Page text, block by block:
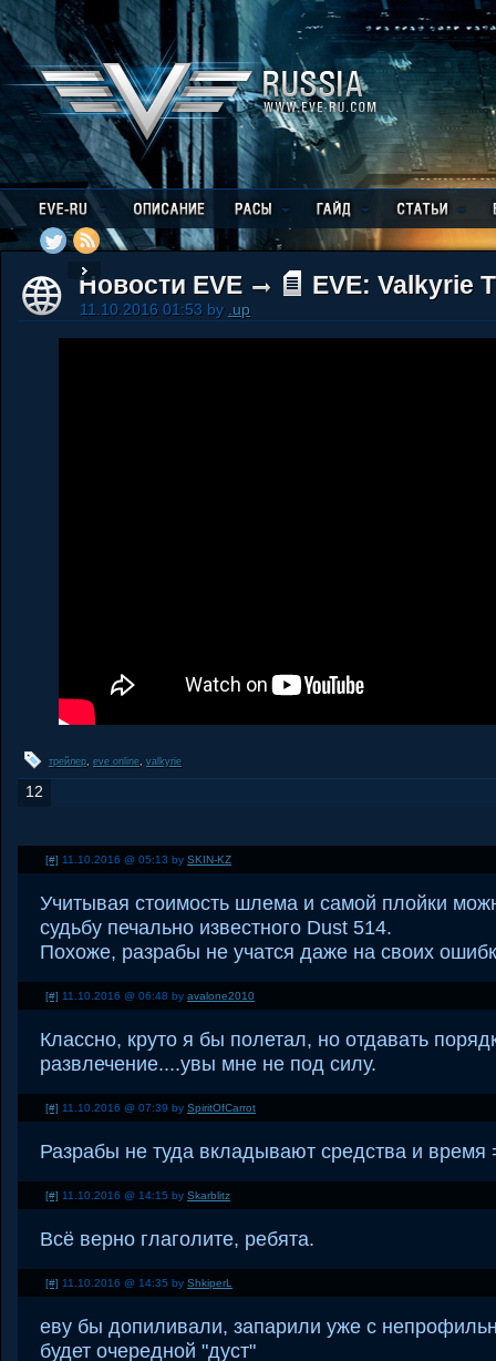
Новости EVE EVE: Valkyrie
11.10.2016 01:53 by .up
трейлер, eve online, valkyrie
12
[#] 11.10.2016 @ 05:13 by SKIN-KZ
Учитывая стоимость шлема и самой плойки
судьбу печально известного Dust 514.
Похоже, разрабы не учатся даже на своих
[#] 11.10.2016 @ 06:48 by avalone2010
Классно, круто я бы полетал, но отдавать
развлечение....увы мне не под силу.
[#] 11.10.2016 @ 07:39 by SpiritOfCarrot
Разрабы не туда вкладывают средства и время
[#] 11.10.2016 @ 14:15 by Skarblitz
Всё верно глаголите, ребята.
[#] 11.10.2016 @ 14:35 by ShkiperL
еву бы допиливали, запарили уже с
будет очередной "дуст"